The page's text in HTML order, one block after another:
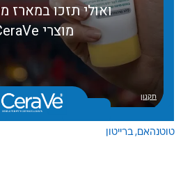
טוטנהאם ברייטון